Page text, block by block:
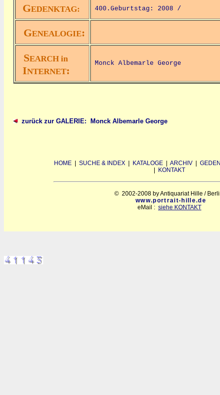
GEDENKTAG: 400.Geburtstag: 2008 /
GENEALOGIE:
SEARCH in
INTERNET:
Monck Albemarle George
zurück zur GALERIE: Monck Albemarle George
HOME SUCHE & INDEX KATALOGE ARCHIV
KONTAKT
© 2002-2008 by Antiquariat Hille /
www.portrait-hille.de
eMail : siehe KONTAKT